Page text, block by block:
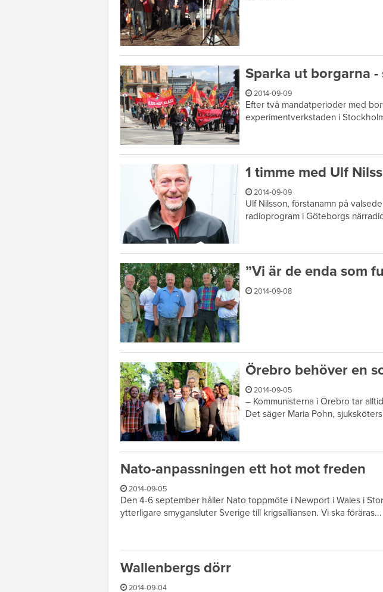
Sparka ut borgarna
2014-09-09
Efter två mandatperioder med
experimentverkstaden i
1 timme med Ulf
2014-09-09
Ulf Nilsson, förstanamn på
radioprogram i Göteborgs
”Vi är de enda som
2014-09-08
Örebro behöver en
2014-09-05
– Kommunisterna i Örebro tar
Det säger Maria Pohn,
Nato-anpassningen ett hot mot freden
2014-09-05
Den 4-6 september håller Nato toppmöte i Newport i Wales i
ytterligare smygansluter Sverige till krigsalliansen. Vi ska föräras...
Wallenbergs dörr
2014-09-04